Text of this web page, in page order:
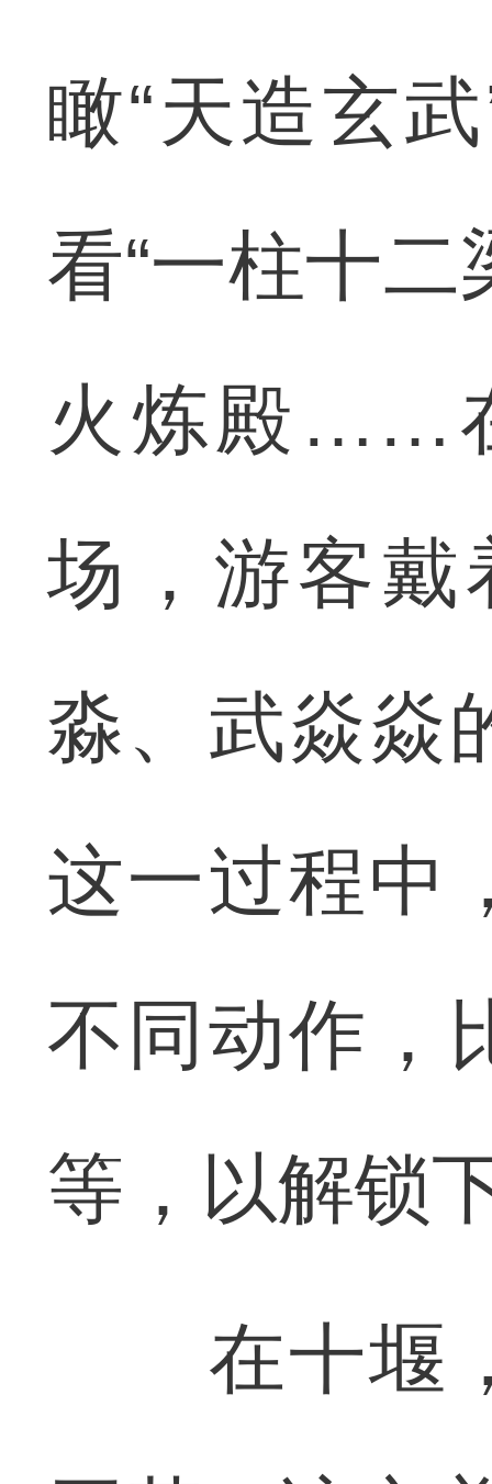
瞰“天造玄
看“一柱十
火炼殿……
场，游客戴
淼、武焱焱
这一过程中
不同动作，
等，以解锁
在十堰，